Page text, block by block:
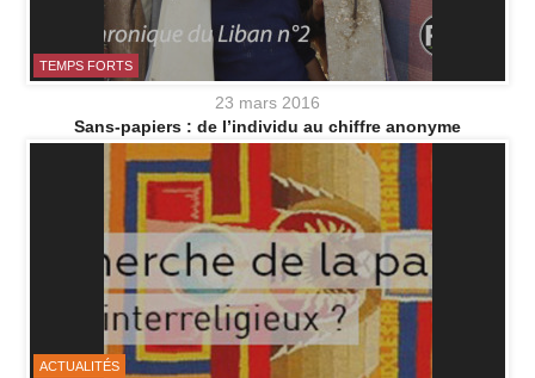
TEMPS FORTS
23 mars 2016
Sans-papiers : de l’individu au chiffre anonyme
ACTUALITÉS